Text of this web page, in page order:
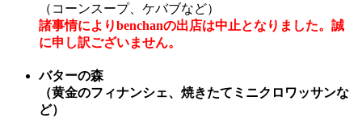
（コーンスープ、ケバブなど）
諸事情によりbenchanの出店は中止となりました。誠
に申し訳ございません。
バターの森
（黄金のフィナンシェ、焼きたてミニクロワッサンな
ど）